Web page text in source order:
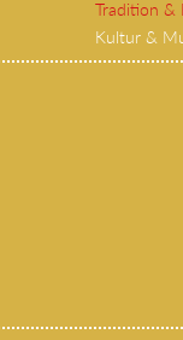
Tradition &
Kultur &